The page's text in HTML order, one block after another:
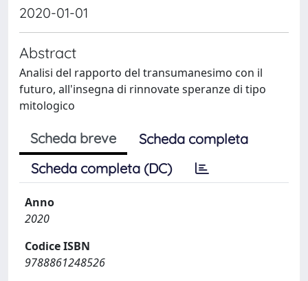
2020-01-01
Abstract
Analisi del rapporto del transumanesimo con il
futuro, all'insegna di rinnovate speranze di tipo
mitologico
Scheda breve
Scheda completa
Scheda completa (DC)
Anno
2020
Codice ISBN
9788861248526